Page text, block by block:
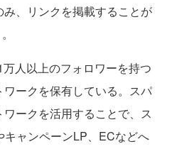
、リンクを掲載することが
人以上のフォロワーを持つ
ークを保有している。スパ
ークを活用することで、ス
キャンペーンLP、ECなどへ